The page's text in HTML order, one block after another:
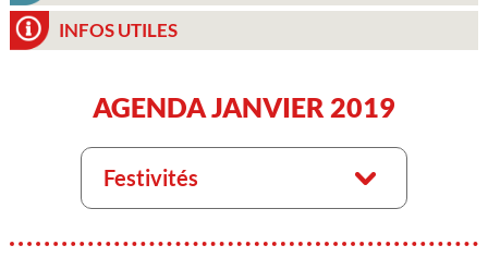
INFOS UTILES
AGENDA JANVIER 2019
Festivités